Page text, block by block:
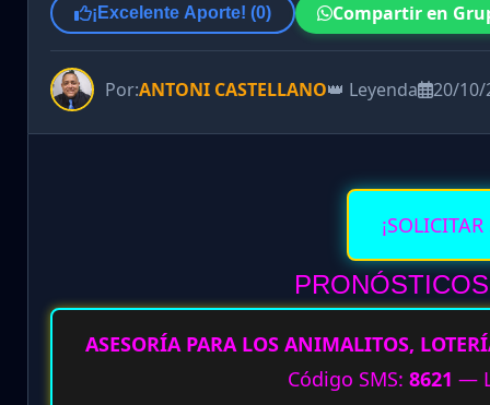
¡Excelente Aporte! (0) Compartir en
Por:ANTONI CASTELLANO👑 Leyenda 20/10/
ASESORÍA PARA LOS ANIMALITOS,
Código SMS: 8621 —